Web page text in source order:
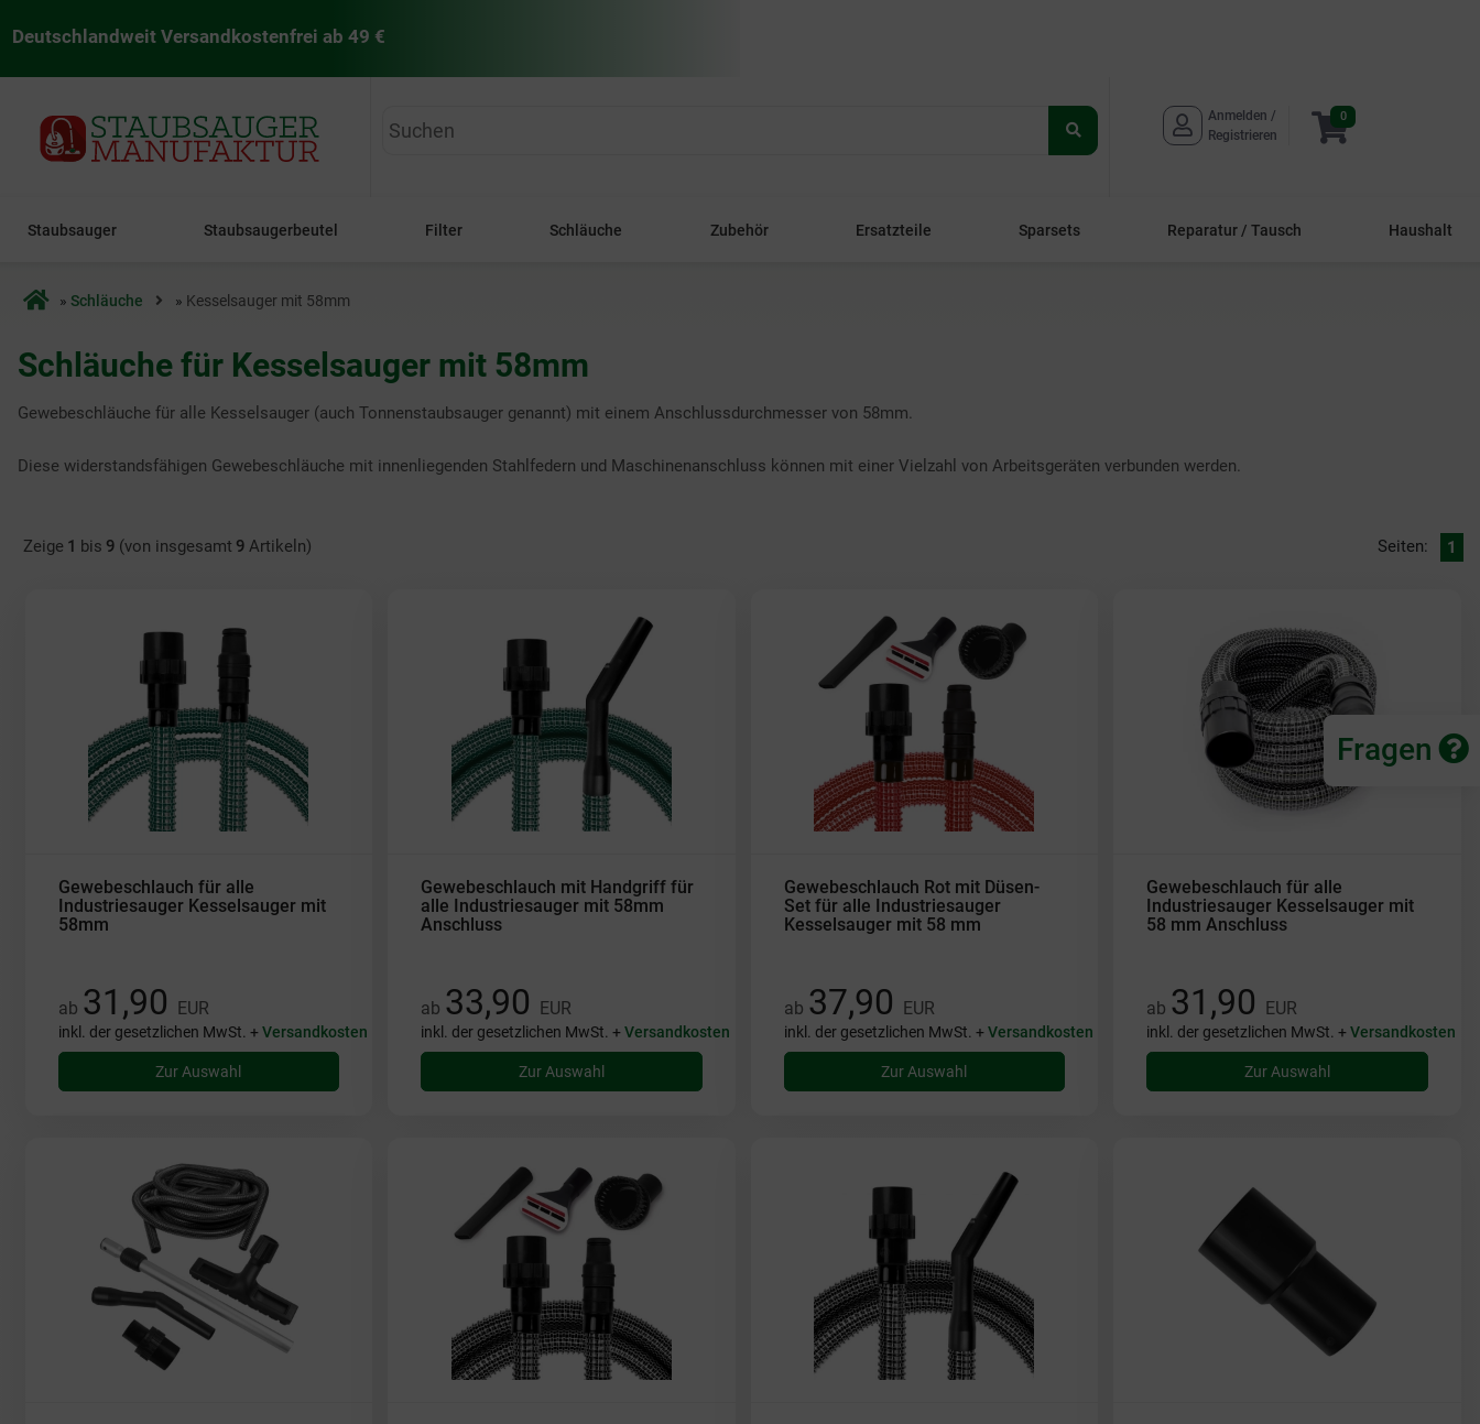
Deutschlandweit Versandkostenfrei ab 49 €
staubsaugermanufaktur
starten
Anmelden /
Registrieren
0
Staubsauger Staubsaugerbeutel Filter Schläuche Zubehör Ersatzteile Sparsets Reparatur / Tausch Haushalt
Startseite
» Schläuche » Kesselsauger mit 58mm
Schläuche für Kesselsauger mit 58mm
Gewebeschläuche für alle Kesselsauger (auch Tonnenstaubsauger genannt) mit einem Anschlussdurchmesser von 58mm.
Diese widerstandsfähigen Gewebeschläuche mit innenliegenden Stahlfedern und Maschinenanschluss können mit einer Vielzahl von Arbeitsgeräten verbunden werden.
Zeige 1 bis 9 (von insgesamt 9 Artikeln) Seiten: 1
Gewebeschlauch für alle
Industriesauger Kesselsauger mit
58mm
ab 31,90 EUR
inkl. der gesetzlichen MwSt. +Versandkosten
Zur Auswahl
Gewebeschlauch mit Handgriff für
alle Industriesauger mit 58mm
Anschluss
ab 33,90 EUR
inkl. der gesetzlichen MwSt. +Versandkosten
Zur Auswahl
Gewebeschlauch Rot mit Düsen-
Set für alle Industriesauger
Kesselsauger mit 58 mm
ab 37,90 EUR
inkl. der gesetzlichen MwSt. +Versandkosten
Zur Auswahl
Gewebeschlauch für alle
Industriesauger Kesselsauger mit
58 mm Anschluss
ab 31,90 EUR
inkl. der gesetzlichen MwSt. +Versandkosten
Zur Auswahl
Fragen